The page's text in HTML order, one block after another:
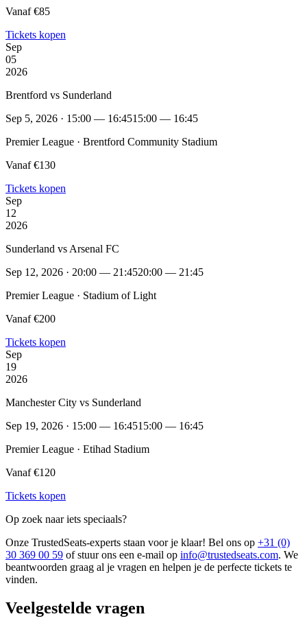
Vanaf €85
Tickets kopen
Sep
05
2026
Brentford vs Sunderland
Sep 5, 2026 · 15:00 — 16:4515:00 — 16:45
Premier League · Brentford Community Stadium
Vanaf €130
Tickets kopen
Sep
12
2026
Sunderland vs Arsenal FC
Sep 12, 2026 · 20:00 — 21:4520:00 — 21:45
Premier League · Stadium of Light
Vanaf €200
Tickets kopen
Sep
19
2026
Manchester City vs Sunderland
Sep 19, 2026 · 15:00 — 16:4515:00 — 16:45
Premier League · Etihad Stadium
Vanaf €120
Tickets kopen
Op zoek naar iets speciaals?
Onze TrustedSeats-experts staan voor je klaar! Bel ons op +31 (0)
30 369 00 59 of stuur ons een e-mail op info@trustedseats.com. We
beantwoorden graag al je vragen en helpen je de perfecte tickets te
vinden.
Veelgestelde vragen